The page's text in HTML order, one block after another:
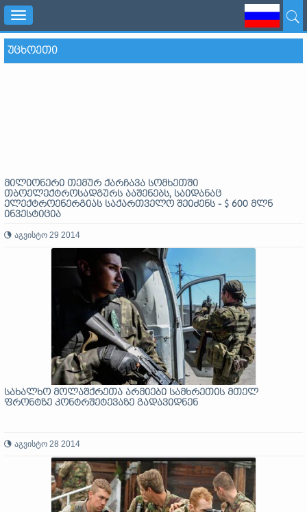
Toggle
navigation
ᲣᲪᲮᲝᲔᲗᲘ
მილიონერი თემურ ქარჩავა სომხეთში
თბოელექტროსადგურს ააშენებს, საიდანაც
ელექტროენერგიას საქართველო შეიძენს - $ 600 მლნ
ინვესტიცია
აგვისტო 29 2014
სახალხო მოლაშქრეთა არმიები სამხრეთის მთელ
ფრონტზე კონტრშეტევაზე გადავიდნენ
აგვისტო 28 2014